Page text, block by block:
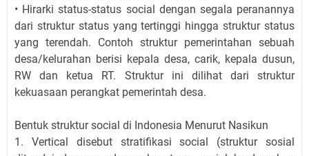
• Hirarki status-status social dengan segala peranannya
dari struktur status yang tertinggi hingga struktur status
yang terendah. Contoh struktur pemerintahan sebuah
desa/kelurahan berisi kepala desa, carik, kepala dusun,
RW dan ketua RT. Struktur ini dilihat dari struktur
kekuasaan perangkat pemerintah desa.
Bentuk struktur social di Indonesia Menurut Nasikun
1. Vertical disebut stratifikasi social (struktur sosial